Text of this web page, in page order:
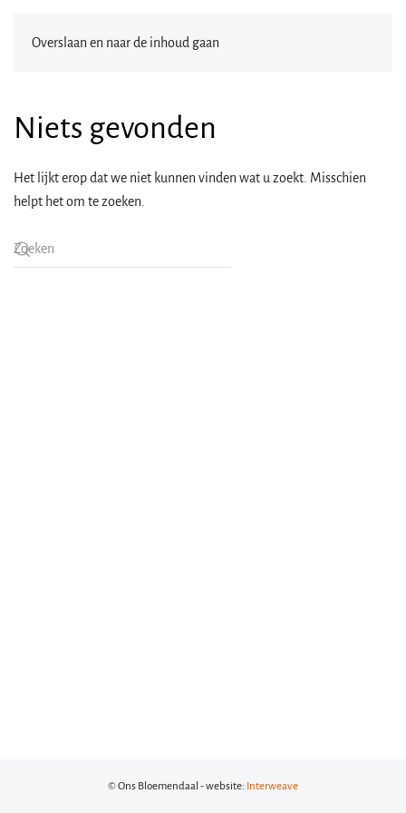
Overslaan en naar de inhoud gaan
Niets gevonden
Het lijkt erop dat we niet kunnen vinden wat u zoekt. Misschien
helpt het om te zoeken.
© Ons Bloemendaal - website: Interweave